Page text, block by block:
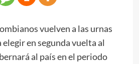
vuelven a las urnas
en segunda vuelta al
al país en el periodo